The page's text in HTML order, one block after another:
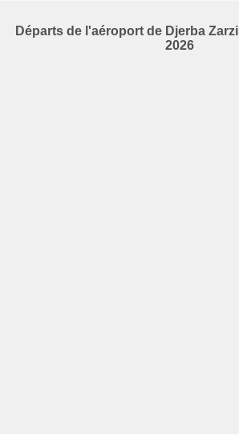
Départs de l'aéroport de Djerba
2026